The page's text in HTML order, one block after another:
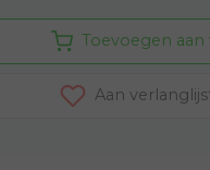
Toevoegen
Aan